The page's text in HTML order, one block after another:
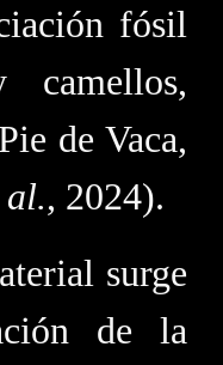
fósil
camellos,
de Vaca,
, 2024).
surge
de la